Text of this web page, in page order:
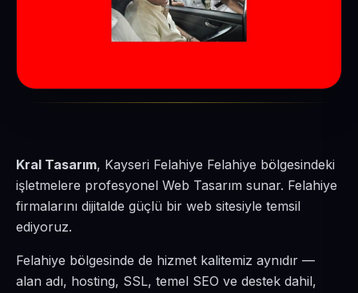
Kral Tasarım, Kayseri Felahiye Felahiye bölgesindeki
işletmelere profesyonel Web Tasarım sunar. Felahiye
firmalarını dijitalde güçlü bir web sitesiyle temsil
ediyoruz.
Felahiye bölgesinde de hizmet kalitemiz aynıdır —
alan adı, hosting, SSL, temel SEO ve destek dahil,